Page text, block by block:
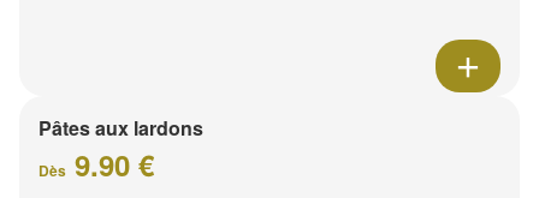
Pâtes aux lardons
Dès 9.90 €